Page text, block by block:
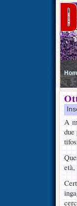
A
età,